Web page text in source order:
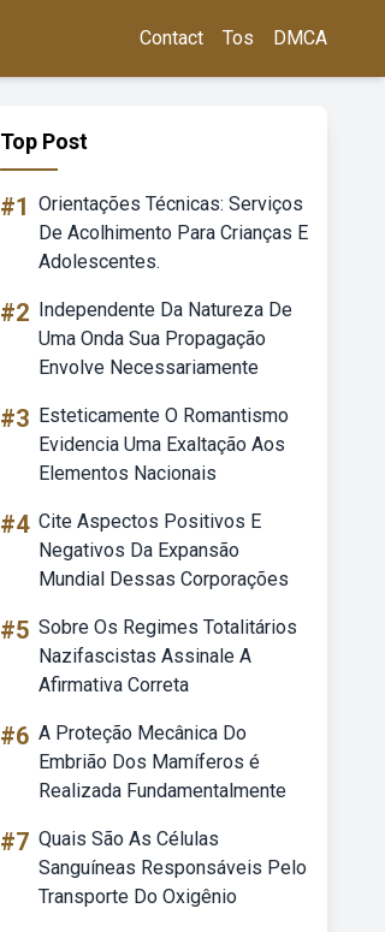
Contact Tos DMCA
Top Post
#1 Orientações Técnicas: Serviços
De Acolhimento Para Crianças E
Adolescentes.
#2 Independente Da Natureza De
Uma Onda Sua Propagação
Envolve Necessariamente
#3 Esteticamente O Romantismo
Evidencia Uma Exaltação Aos
Elementos Nacionais
#4 Cite Aspectos Positivos E
Negativos Da Expansão
Mundial Dessas Corporações
#5 Sobre Os Regimes Totalitários
Nazifascistas Assinale A
Afirmativa Correta
#6 A Proteção Mecânica Do
Embrião Dos Mamíferos é
Realizada Fundamentalmente
#7 Quais São As Células
Sanguíneas Responsáveis Pelo
Transporte Do Oxigênio